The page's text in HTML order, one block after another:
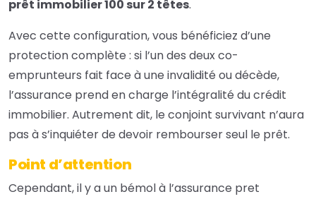
prêt immobilier 100 sur 2 têtes.
Avec cette configuration, vous bénéficiez d’une
protection complète : si l’un des deux co-
emprunteurs fait face à une invalidité ou décède,
l’assurance prend en charge l’intégralité du crédit
immobilier. Autrement dit, le conjoint survivant n’aura
pas à s’inquiéter de devoir rembourser seul le prêt.
Point d’attention
Cependant, il y a un bémol à l’assurance pret